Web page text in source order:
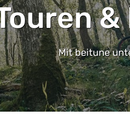
Mit beitune